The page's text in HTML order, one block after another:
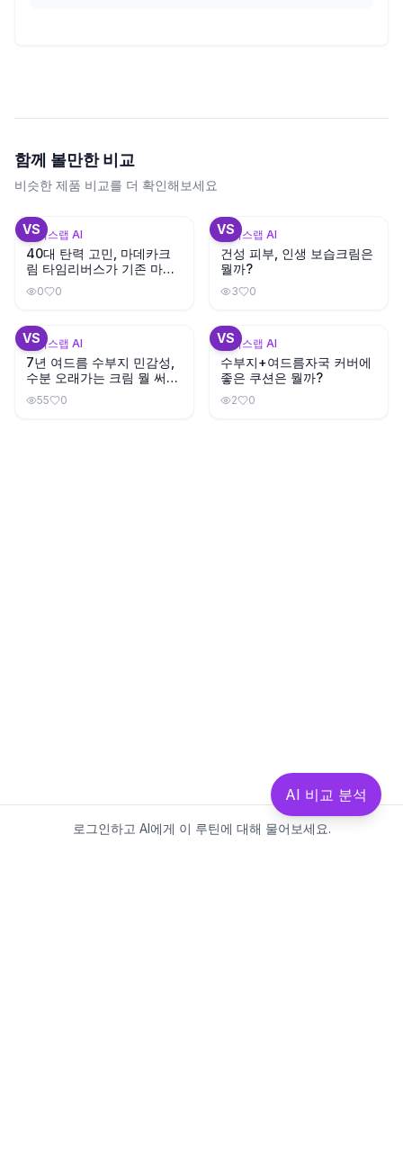
함께 볼만한 비교
비슷한 제품 비교를 더 확인해보세요
VS
뷰틱스랩 AI
40대 탄력 고민, 마데카크
림 타임리버스가 기존 마데
카크림보다 나을까?
0 0
VS
뷰틱스랩 AI
건성 피부, 인생 보습크림은
뭘까?
3 0
VS
뷰틱스랩 AI
7년 여드름 수부지 민감성,
수분 오래가는 크림 뭘 써야
할까?
55 0
VS
뷰틱스랩 AI
수부지+여드름자국 커버에
좋은 쿠션은 뭘까?
2 0
로그인하고 AI에게 이 루틴에 대해 물어보세요.
AI 비교 분석